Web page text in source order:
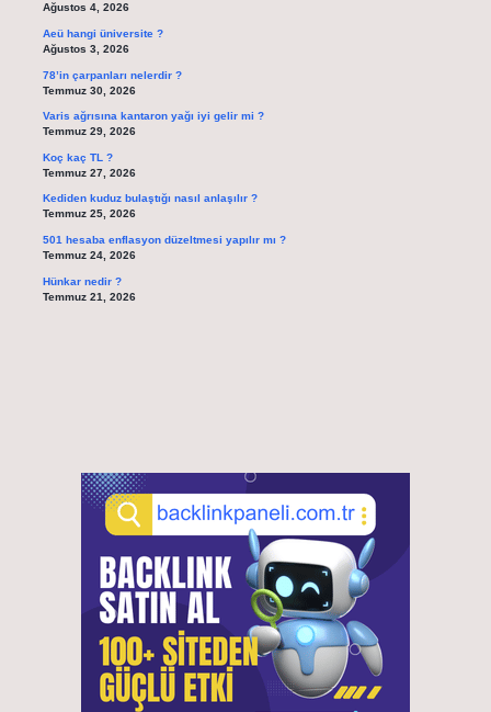
Ağustos 4, 2026
Aeü hangi üniversite ?
Ağustos 3, 2026
78’in çarpanları nelerdir ?
Temmuz 30, 2026
Varis ağrısına kantaron yağı iyi gelir mi ?
Temmuz 29, 2026
Koç kaç TL ?
Temmuz 27, 2026
Kediden kuduz bulaştığı nasıl anlaşılır ?
Temmuz 25, 2026
501 hesaba enflasyon düzeltmesi yapılır mı ?
Temmuz 24, 2026
Hünkar nedir ?
Temmuz 21, 2026